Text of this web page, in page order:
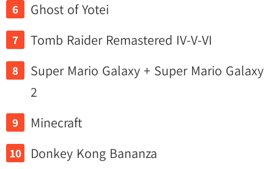
Ghost of Yotei
Tomb Raider Remastered IV-V-VI
Super Mario Galaxy + Super Mario Galaxy
2
Minecraft
Donkey Kong Bananza